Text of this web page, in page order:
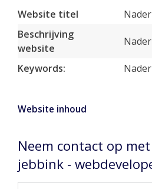
Website titel
Beschrijving
website
Keywords:
Website inhoud
Neem contact op
jebbink -